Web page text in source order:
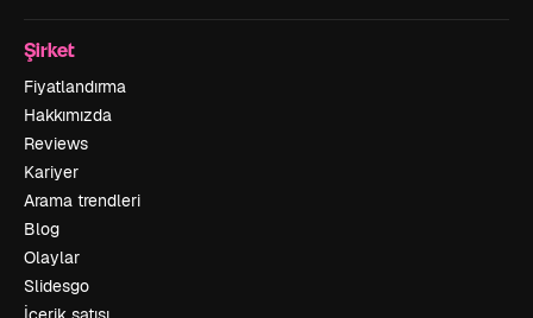
Şirket
Fiyatlandırma
Hakkımızda
Reviews
Kariyer
Arama trendleri
Blog
Olaylar
Slidesgo